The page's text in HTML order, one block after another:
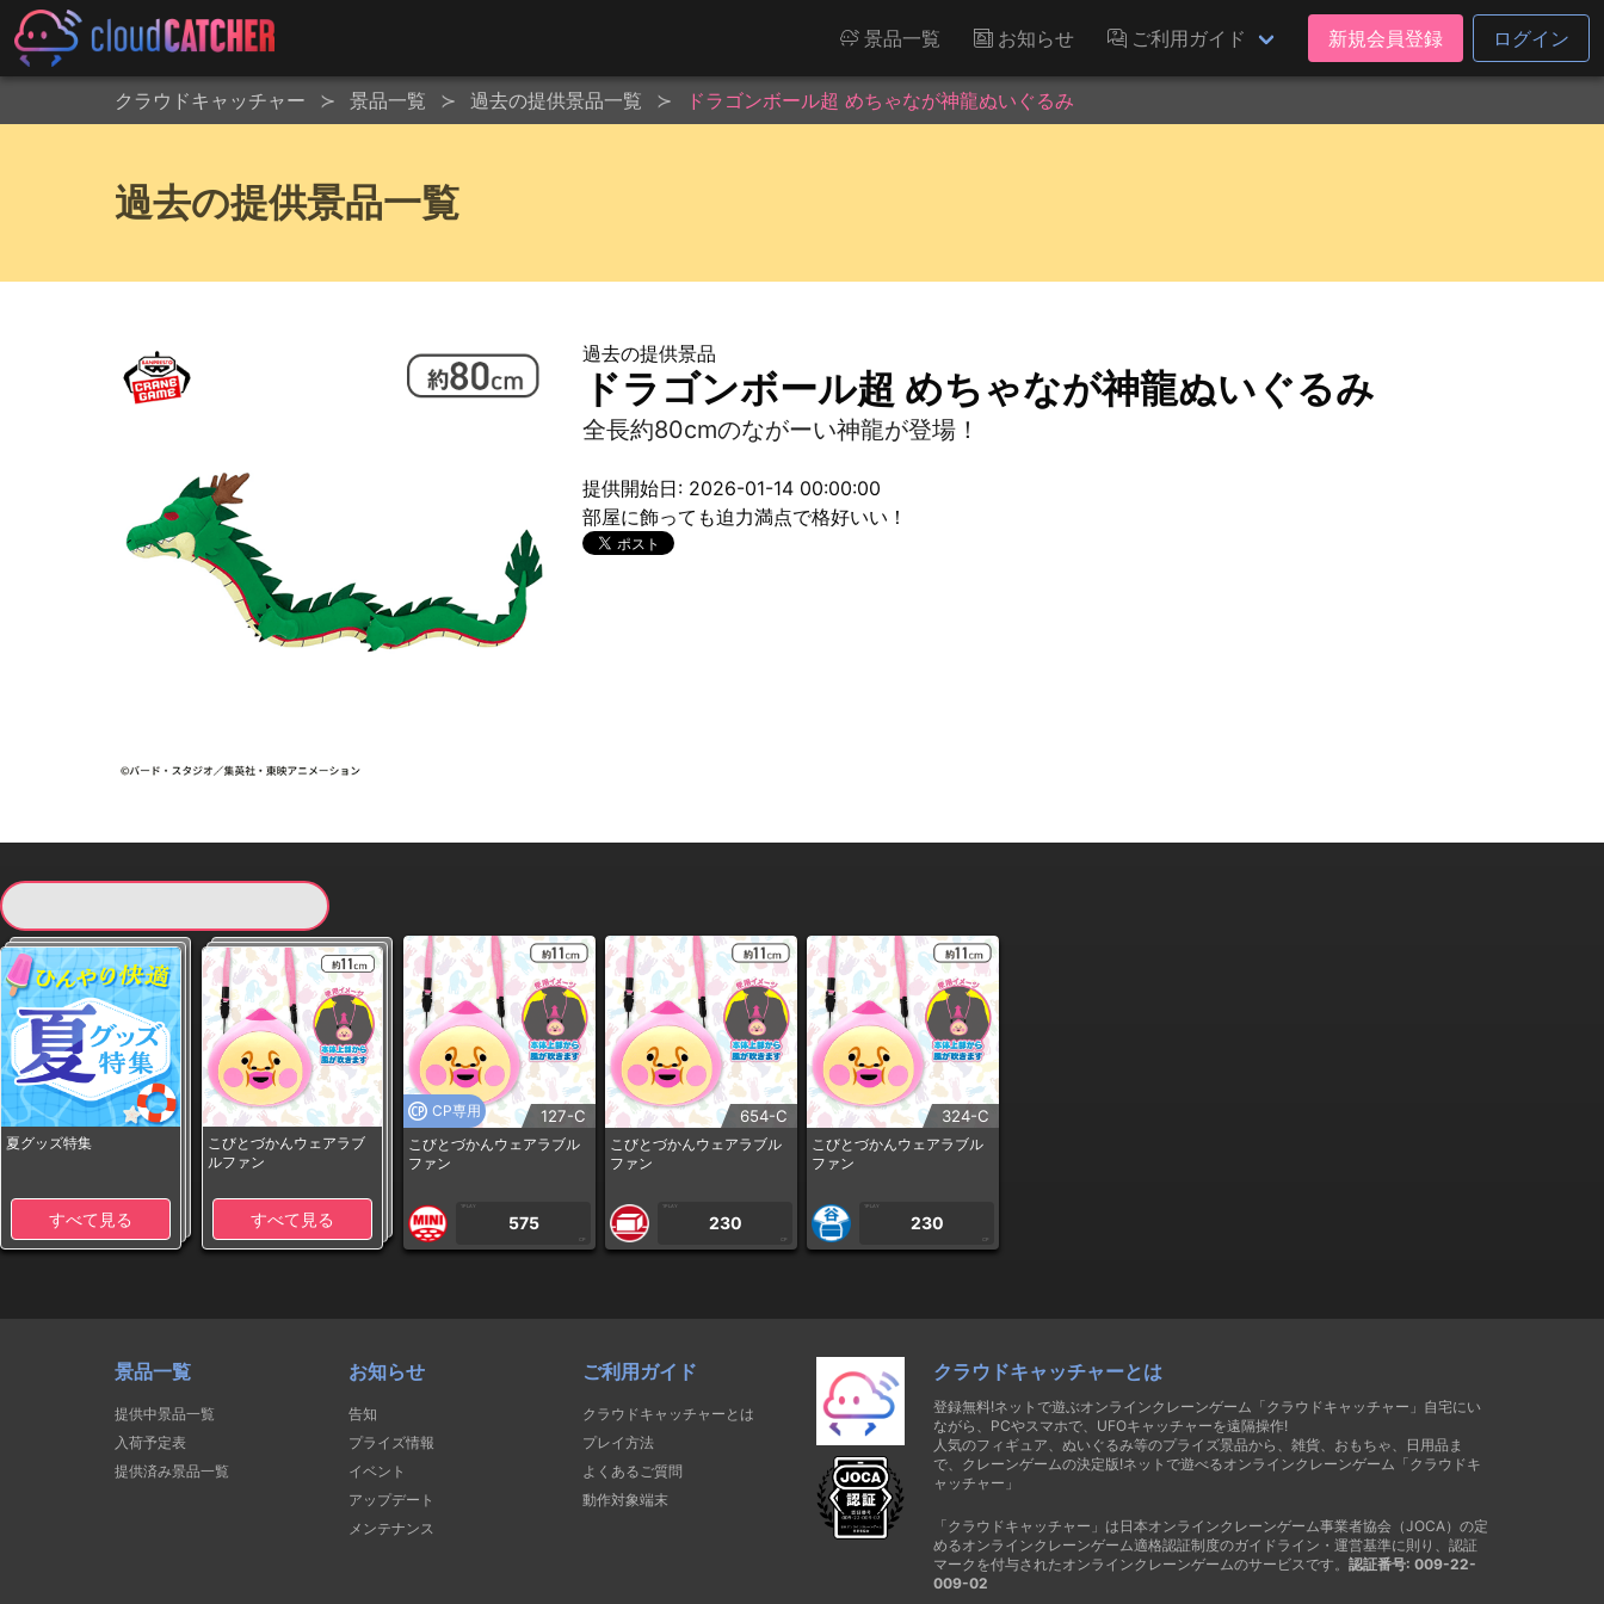
景品一覧 お知らせ ご利用ガイド 新規会員登録 ログイン
クラウドキャッチャー 景品一覧 過去の提供景品一覧 ドラゴンボール超 めちゃなが神龍ぬいぐるみ
過去の提供景品一覧
過去の提供景品
ドラゴンボール超 めちゃなが神龍ぬいぐるみ
全長約80cmのながーい神龍が登場！
提供開始日: 2026-01-14 00:00:00
部屋に飾っても迫力満点で格好いい！
夏グッズ特集
すべて見る
こびとづかんウェアラブ
ルファン
すべて見る
CP専用 127-C
こびとづかんウェアラブル
ファン
1PLAY
575
CP
654-C
こびとづかんウェアラブル
ファン
1PLAY
230
CP
324-C
こびとづかんウェアラブル
ファン
1PLAY
230
CP
景品一覧
提供中景品一覧
入荷予定表
提供済み景品一覧
お知らせ
告知
プライズ情報
イベント
アップデート
メンテナンス
ご利用ガイド
クラウドキャッチャーとは
プレイ方法
よくあるご質問
動作対象端末
クラウドキャッチャーとは
登録無料!ネットで遊ぶオンラインクレーンゲーム「クラウドキャッチャー」自宅にい
ながら、PCやスマホで、UFOキャッチャーを遠隔操作!
人気のフィギュア、ぬいぐるみ等のプライズ景品から、雑貨、おもちゃ、日用品ま
で、クレーンゲームの決定版!ネットで遊べるオンラインクレーンゲーム「クラウドキ
ャッチャー」
「クラウドキャッチャー」は日本オンラインクレーンゲーム事業者協会（JOCA）の定
めるオンラインクレーンゲーム適格認証制度のガイドライン・運営基準に則り、認証
マークを付与されたオンラインクレーンゲームのサービスです。 認証番号: 009-22-
009-02